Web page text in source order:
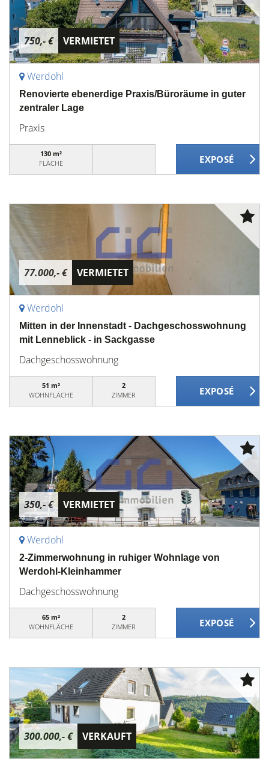
750,- € VERMIETET
Werdohl
Renovierte ebenerdige Praxis/Büroräume in guter
zentraler Lage
Praxis
130 m²
FLÄCHE
77.000,- € VERMIETET
Werdohl
Mitten in der Innenstadt - Dachgeschosswohnung
mit Lenneblick - in Sackgasse
Dachgeschosswohnung
51 m²
WOHNFLÄCHE
2
ZIMMER
350,- € VERMIETET
Werdohl
2-Zimmerwohnung in ruhiger Wohnlage von
Werdohl-Kleinhammer
Dachgeschosswohnung
65 m²
WOHNFLÄCHE
2
ZIMMER
300.000,- € VERKAUFT